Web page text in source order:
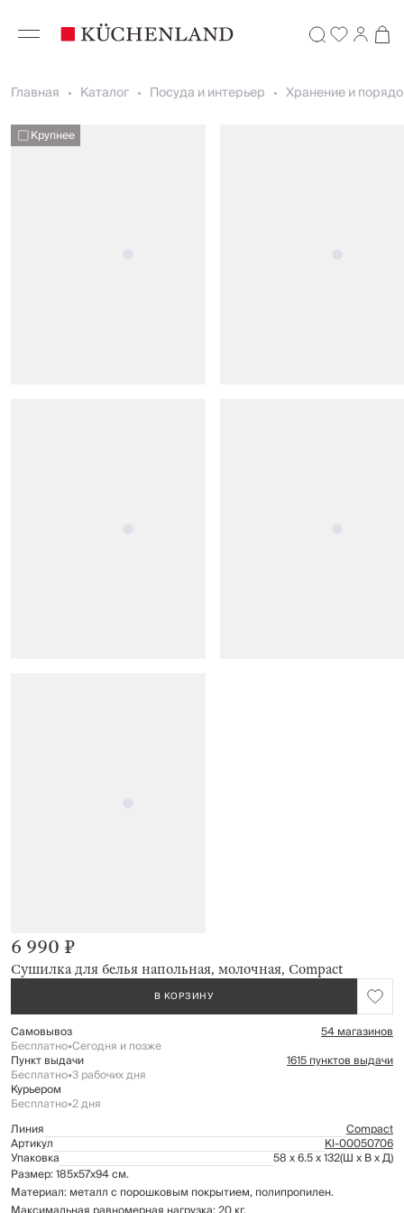
Главная Каталог Посуда и интерьер Хранение и
Крупнее
Сушилка для белья напольная, молочная, Compact
6 990 ₽
В КОРЗИНУ
Самовывоз 54 магазинов
Бесплатно•Сегодня и позже
Пункт выдачи 1615 пунктов выдачи
Бесплатно•3 рабочих дня
Курьером
Бесплатно•2 дня
Линия
Compact
Артикул Kl-00050706
Упаковка 58 x 6.5 x 132(Ш x В x Д)
Размер: 185х57х94 см.
Материал: металл с порошковым покрытием, полипропилен.